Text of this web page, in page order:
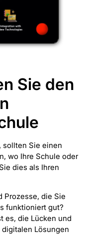
Sie den
sollten Sie einen
wo Ihre Schule oder
dies als Ihren
Prozesse, die Sie
funktioniert gut?
es, die Lücken und
Lösungen